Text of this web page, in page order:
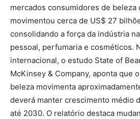
mercados consumidores de beleza
movimentou cerca de US$ 27
consolidando a força da indústria
pessoal, perfumaria e cosméticos.
internacional, o estudo State of
McKinsey & Company, aponta que
beleza movimenta
deverá manter crescimento médio
até 2030. O relatório destaca